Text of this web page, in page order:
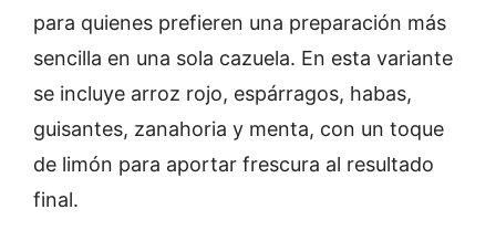
para quienes prefieren una preparación más
sencilla en una sola cazuela. En esta variante
se incluye arroz rojo, espárragos, habas,
guisantes, zanahoria y menta, con un toque
de limón para aportar frescura al resultado
final.